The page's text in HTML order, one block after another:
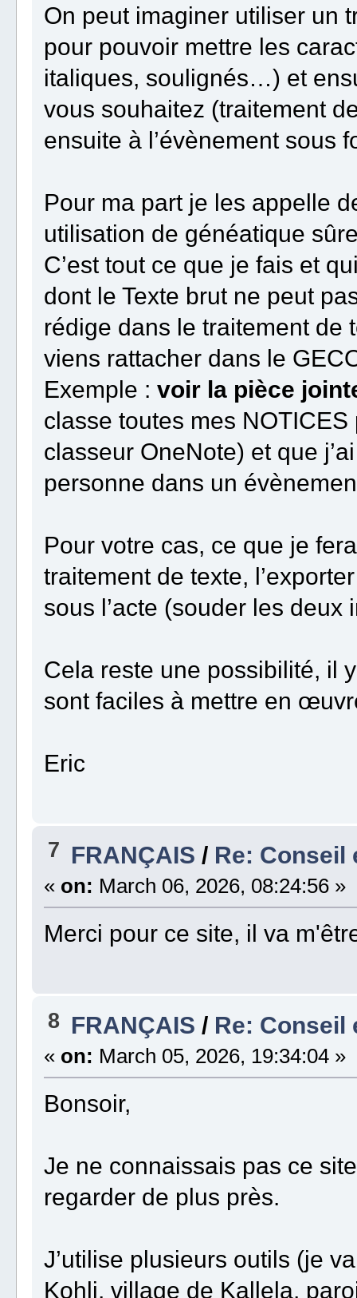
On peut imaginer utiliser un
pour pouvoir mettre les
italiques, soulignés…) et
vous souhaitez (traitement
ensuite à l’évènement sous
Pour ma part je les appelle
utilisation de généatique
C’est tout ce que je fais et
dont le Texte brut ne peut
rédige dans le traitement de
viens rattacher dans le
Exemple : voir la pièce
classe toutes mes
classeur OneNote) et que
personne dans un
Pour votre cas, ce que je
traitement de texte,
sous l’acte (souder les deux
Cela reste une possibilité, il
sont faciles à mettre en
Eric
7 FRANÇAIS / Re: Conseil
« on: March 06, 2026, 08:24:56 »
Merci pour ce site, il va
8 FRANÇAIS / Re: Conseil
« on: March 05, 2026, 19:34:04 »
Bonsoir,
Je ne connaissais pas ce
regarder de plus près.
J’utilise plusieurs outils (je
Kohli, village de Kallela,